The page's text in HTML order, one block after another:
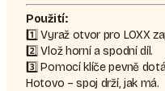
Použití:
1️⃣ Vyraž otvor pro LOXX
2️⃣ Vlož horní a spodní díl.
3️⃣ Pomocí klíče pevně
Hotovo – spoj drží, jak má.